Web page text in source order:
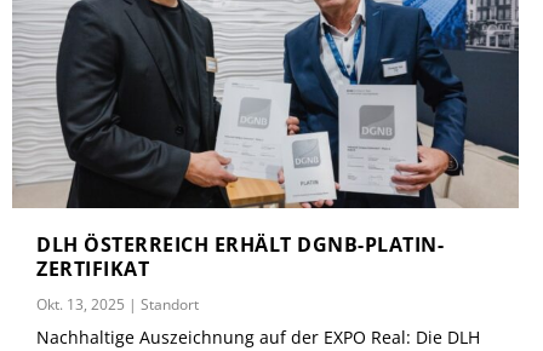
DLH ÖSTERREICH ERHÄLT DGNB-PLATIN-
ZERTIFIKAT
Okt. 13, 2025 |Standort
Nachhaltige Auszeichnung auf der EXPO Real: Die DLH